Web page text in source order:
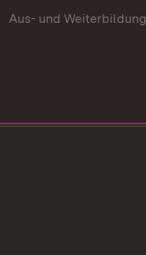
Aus- und Weiterbildung